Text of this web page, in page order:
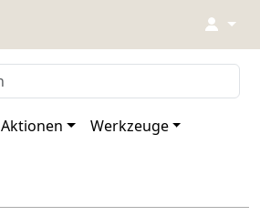
↓
Aktionen Werkzeuge